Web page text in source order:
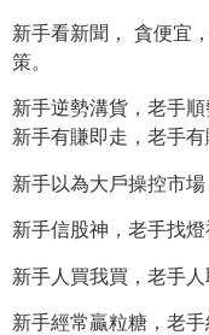
新手看新聞， 貪便宜
策。
新手逆勢溝貨，老手順
新手有賺即走，老手有
新手以為大戶操控市場
新手信股神，老手找燈
新手人買我買，老手人
新手經常贏粒糖，老手